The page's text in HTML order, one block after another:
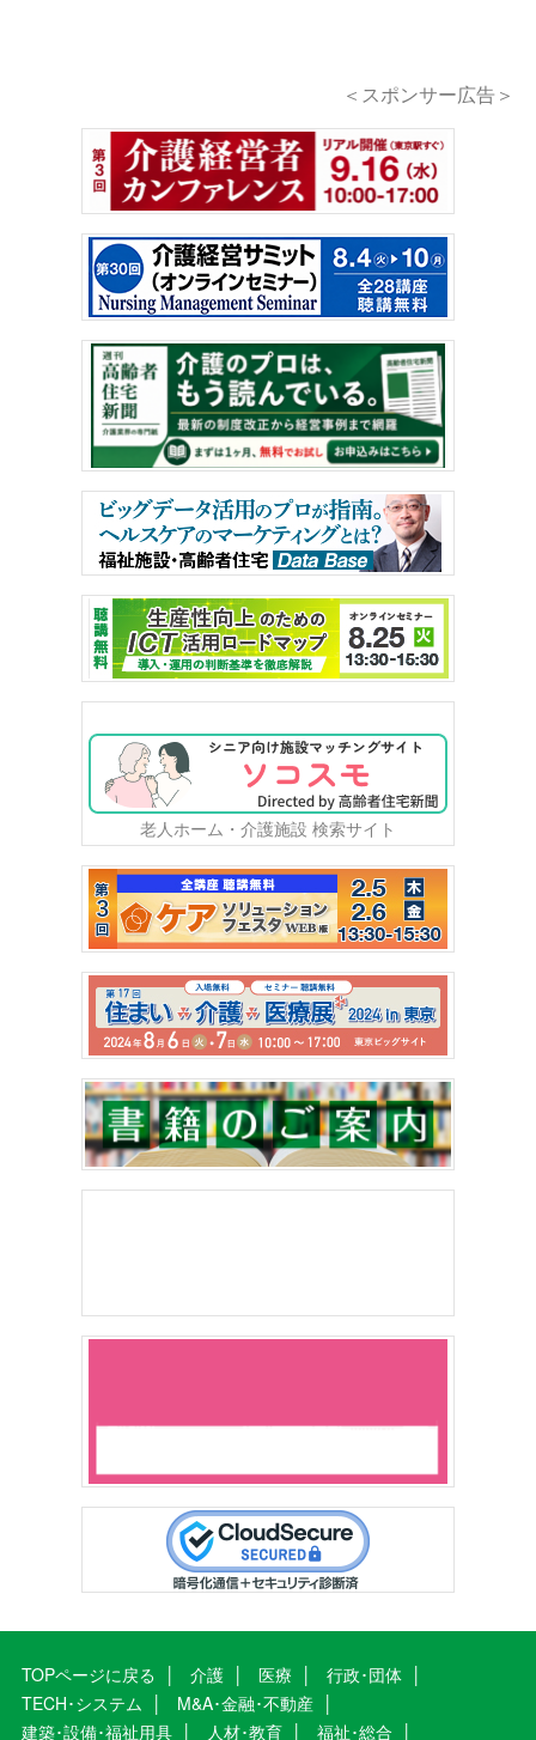
＜スポンサー広告＞
老人ホーム・介護施設 検索サイト
TOPページに戻る 介護 医療
行政･団体
TECH･システム
M&A･金融･不動産
建築･設備･福祉用具
人材･教育 福祉･総合